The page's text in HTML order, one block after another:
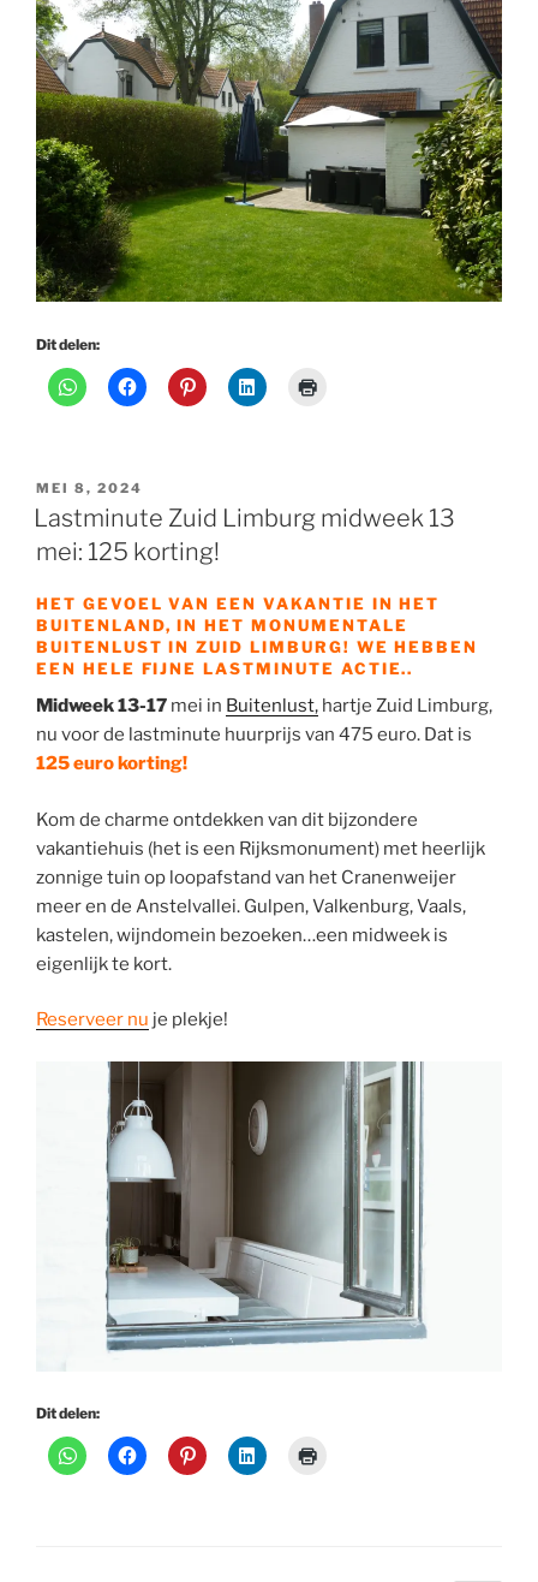
Dit delen:
GEPLAATST
OP
MEI 8, 2024
Lastminute Zuid Limburg midweek 13
mei: 125 korting!
HET GEVOEL VAN EEN VAKANTIE IN HET
BUITENLAND, IN HET MONUMENTALE
BUITENLUST IN ZUID LIMBURG! WE HEBBEN
EEN HELE FIJNE LASTMINUTE ACTIE..
Midweek 13-17 mei in Buitenlust, hartje Zuid Limburg,
nu voor de lastminute huurprijs van 475 euro. Dat is
125 euro korting!
Kom de charme ontdekken van dit bijzondere
vakantiehuis (het is een Rijksmonument) met heerlijk
zonnige tuin op loopafstand van het Cranenweijer
meer en de Anstelvallei. Gulpen, Valkenburg, Vaals,
kastelen, wijndomein bezoeken…een midweek is
eigenlijk te kort.
Reserveer nu je plekje!
Dit delen: